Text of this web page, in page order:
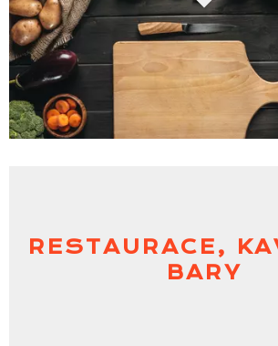
RESTAURACE,
BARY